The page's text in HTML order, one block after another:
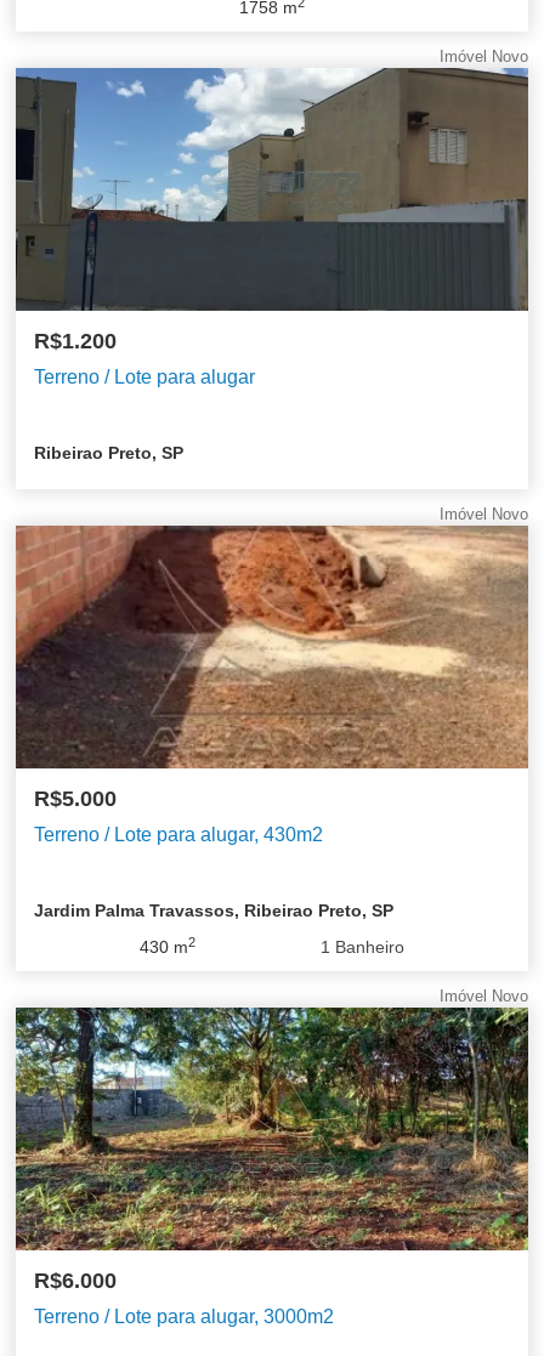
1758 m
Imóvel Novo
R$1.200
Terreno / Lote para alugar
Ribeirao Preto, SP
Imóvel Novo
R$5.000
Terreno / Lote para alugar, 430m2
Jardim Palma Travassos, Ribeirao Preto, SP
430 m2 1 Banheiro
Imóvel Novo
R$6.000
Terreno / Lote para alugar, 3000m2